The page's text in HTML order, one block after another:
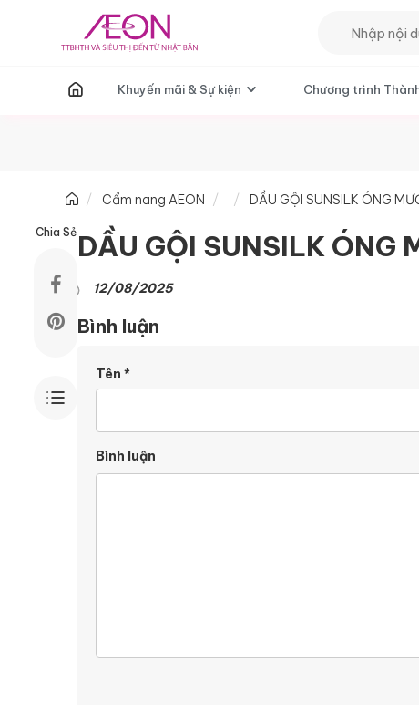
T Khuyến mãi & Sự kiện Chương trình
Cẩm nang AEON DẦU GỘI SUNSILK ÓNG
Chia Sẻ DẦU GỘI SUNSILK ÓNG
12/08/2025
Bình luận
Tên *
Bình luận